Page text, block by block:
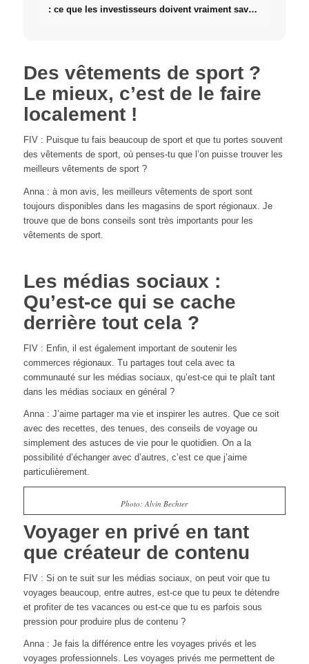
: ce que les investisseurs doivent vraiment savoir
Des vêtements de sport ?
Le mieux, c’est de le faire
localement !
FIV : Puisque tu fais beaucoup de sport et que tu portes souvent
des vêtements de sport, où penses-tu que l’on puisse trouver les
meilleurs vêtements de sport ?
Anna : à mon avis, les meilleurs vêtements de sport sont
toujours disponibles dans les magasins de sport régionaux. Je
trouve que de bons conseils sont très importants pour les
vêtements de sport.
Les médias sociaux :
Qu’est-ce qui se cache
derrière tout cela ?
FIV : Enfin, il est également important de soutenir les
commerces régionaux. Tu partages tout cela avec ta
communauté sur les médias sociaux, qu’est-ce qui te plaît tant
dans les médias sociaux en général ?
Anna : J’aime partager ma vie et inspirer les autres. Que ce soit
avec des recettes, des tenues, des conseils de voyage ou
simplement des astuces de vie pour le quotidien. On a la
possibilité d’échanger avec d’autres, c’est ce que j’aime
particulièrement.
Photo: Alvin Bechter
Voyager en privé en tant
que créateur de contenu
FIV : Si on te suit sur les médias sociaux, on peut voir que tu
voyages beaucoup, entre autres, est-ce que tu peux te détendre
et profiter de tes vacances ou est-ce que tu es parfois sous
pression pour produire plus de contenu ?
Anna : Je fais la différence entre les voyages privés et les
voyages professionnels. Les voyages privés me permettent de